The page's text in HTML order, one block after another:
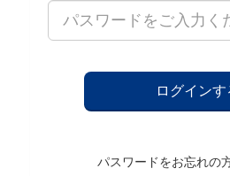
パスワードをお忘れの